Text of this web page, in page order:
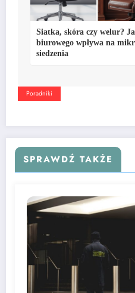
Siatka, skóra czy welur?
biurowego wpływa na
siedzenia
Poradniki
SPRAWDŹ TAKŻE